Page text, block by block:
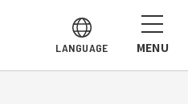
LANGUAGE MENU